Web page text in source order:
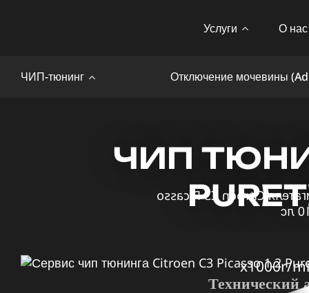
Услуги О нас
ЧИП-тюнинг Отключение мочевины
ЧИП
x1000r/
Технический